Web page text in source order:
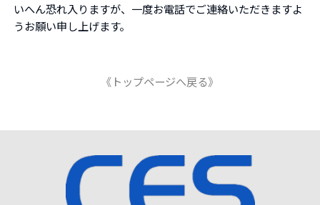
いへん恐れ入りますが、一度お電話でご連絡いただきますよ
うお願い申し上げます。
《トップページへ戻る》